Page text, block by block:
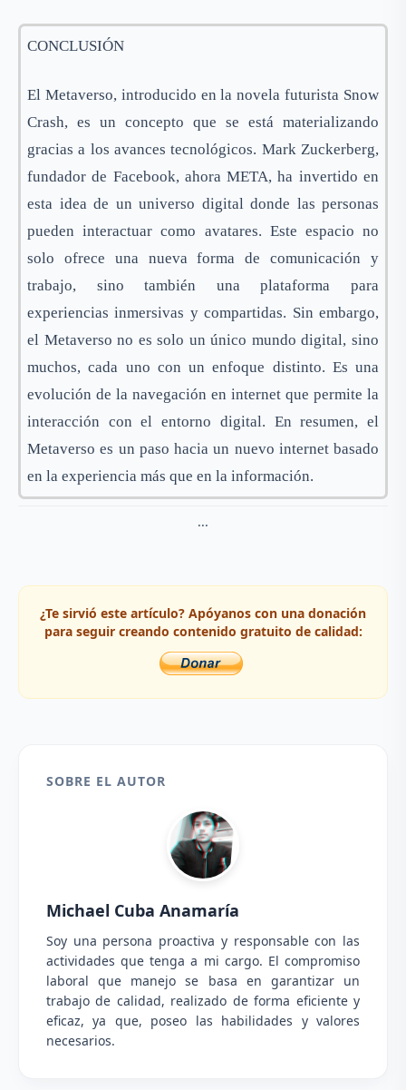
CONCLUSIÓN
El Metaverso, introducido en la novela futurista Snow
Crash, es un concepto que se está materializando
gracias a los avances tecnológicos. Mark Zuckerberg,
fundador de Facebook, ahora META, ha invertido en
esta idea de un universo digital donde las personas
pueden interactuar como avatares. Este espacio no
solo ofrece una nueva forma de comunicación y
trabajo, sino también una plataforma para
experiencias inmersivas y compartidas. Sin embargo,
el Metaverso no es solo un único mundo digital, sino
muchos, cada uno con un enfoque distinto. Es una
evolución de la navegación en internet que permite la
interacción con el entorno digital. En resumen, el
Metaverso es un paso hacia un nuevo internet basado
en la experiencia más que en la información.
...
¿Te sirvió este artículo? Apóyanos con una donación
para seguir creando contenido gratuito de calidad:
SOBRE EL AUTOR
Michael Cuba Anamaría
Soy una persona proactiva y responsable con las
actividades que tenga a mi cargo. El compromiso
laboral que manejo se basa en garantizar un
trabajo de calidad, realizado de forma eficiente y
eficaz, ya que, poseo las habilidades y valores
necesarios.